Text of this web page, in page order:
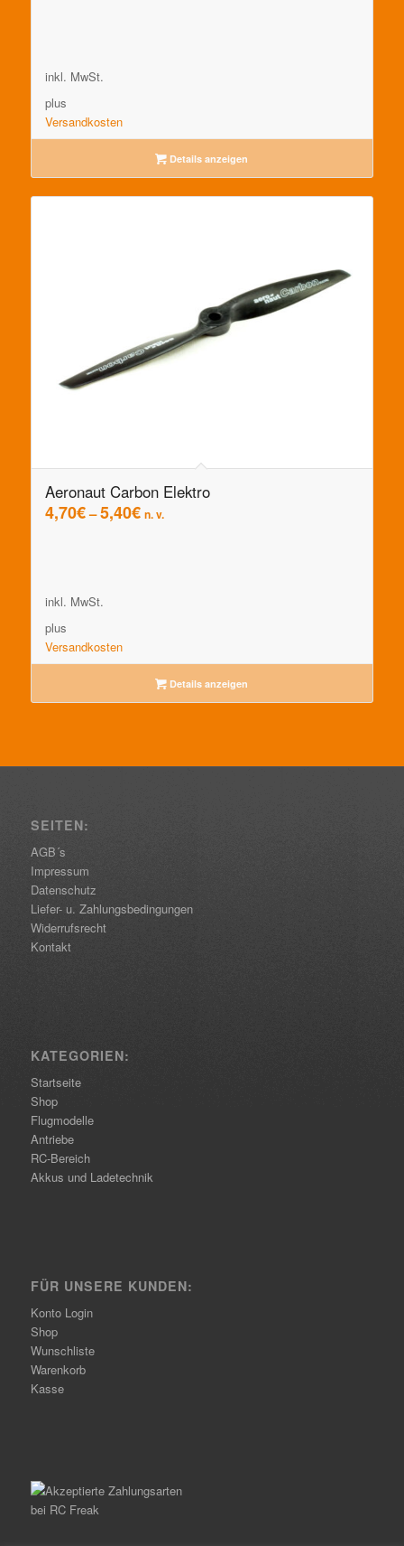
inkl. MwSt.
plus
Versandkosten
Details anzeigen
Aeronaut Carbon Elektro
4,70€–5,40€ n. v.
inkl. MwSt.
plus
Versandkosten
Details anzeigen
SEITEN:
AGB´s
Impressum
Datenschutz
Liefer- u. Zahlungsbedingungen
Widerrufsrecht
Kontakt
KATEGORIEN:
Startseite
Shop
Flugmodelle
Antriebe
RC-Bereich
Akkus und Ladetechnik
FÜR UNSERE KUNDEN:
Konto Login
Shop
Wunschliste
Warenkorb
Kasse